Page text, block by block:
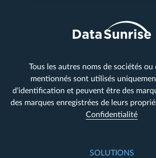
Tous les autres noms de sociétés
mentionnés sont utilisés
d'identification et peuvent être des
des marques enregistrées de leurs
Confidentialité
SOLUTIONS